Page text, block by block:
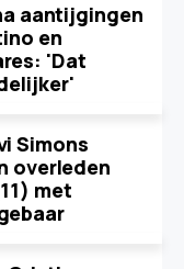
aantijgingen
en
'Dat
Simons
overleden
met